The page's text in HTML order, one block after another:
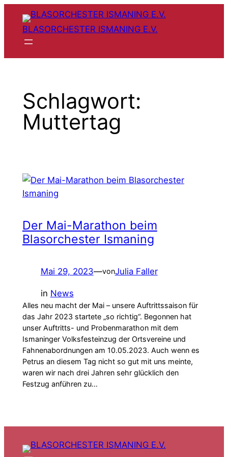
Inhalt
springen
BLASORCHESTER ISMANING E.V.
Schlagwort:
Muttertag
Der Mai-Marathon beim
Blasorchester Ismaning
Mai 29, 2023—vonJulia Faller
in News
Alles neu macht der Mai – unsere Auftrittssaison für
das Jahr 2023 startete „so richtig“. Begonnen hat
unser Auftritts- und Probenmarathon mit dem
Ismaninger Volksfesteinzug der Ortsvereine und
Fahnenabordnungen am 10.05.2023. Auch wenn es
Petrus an diesem Tag nicht so gut mit uns meinte,
waren wir nach drei Jahren sehr glücklich den
Festzug anführen zu…